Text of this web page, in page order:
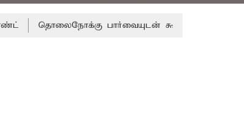
தொலைநோக்கு பார்வையுடன் கூடிய வேளாண் பட்ஜெட்: